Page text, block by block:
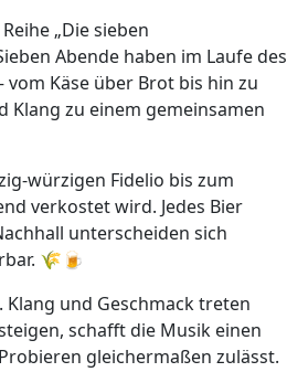
„Die sieben
Abende haben im Laufe des
Käse über Brot bis hin zu
Klang zu einem gemeinsamen
würzigen Fidelio bis zum
verkostet wird. Jedes Bier
unterscheiden sich
🌾🍺
und Geschmack treten
schafft die Musik einen
gleichermaßen zulässt.